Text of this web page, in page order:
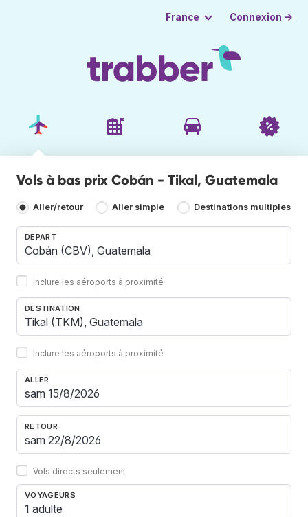
France Connexion →
Vols à bas prix Cobán - Tikal, Guatemala
Aller/retour Aller simple Destinations multiples
DÉPART
Inclure les aéroports à proximité
DESTINATION
Inclure les aéroports à proximité
ALLER
RETOUR
Vols directs seulement
VOYAGEURS
1 adulte